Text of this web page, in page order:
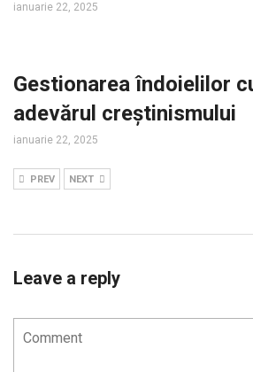
ianuarie 22, 2025
Gestionarea îndoielilor
adevărul creștinismului
ianuarie 22, 2025
PREV NEXT
Leave a reply